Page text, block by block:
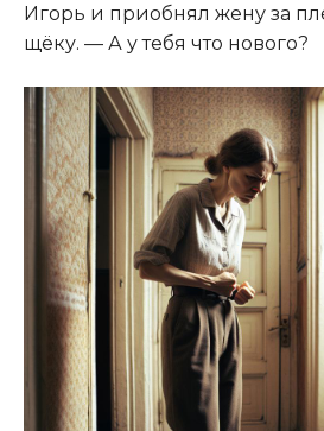
Игорь и приобнял жену за
щёку. — А у тебя что нового?